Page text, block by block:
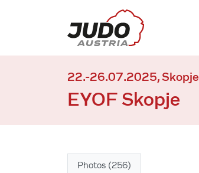
22.-26.07.2025, Skopje
EYOF Skopje
Photos (256)